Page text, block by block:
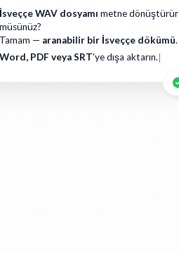
WAV dosyamı metne dönüştürür
müsünüz?
— aranabilir bir İsveççe dökümü.
PDF veya SRT'ye dışa aktarın.